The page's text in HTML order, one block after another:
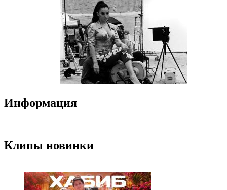
Информация
Клипы новинки